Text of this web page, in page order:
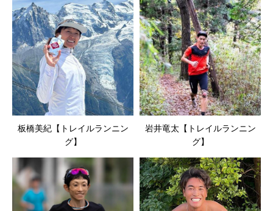
板橋美紀【トレイルランニン
グ】
岩井竜太【トレイルランニン
グ】